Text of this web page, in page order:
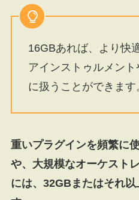
16GBあれば、より快
アインストゥルメン
に扱うことができます
重いプラグインを頻繁に
や、大規模なオーケスト
には、32GBまたはそれ